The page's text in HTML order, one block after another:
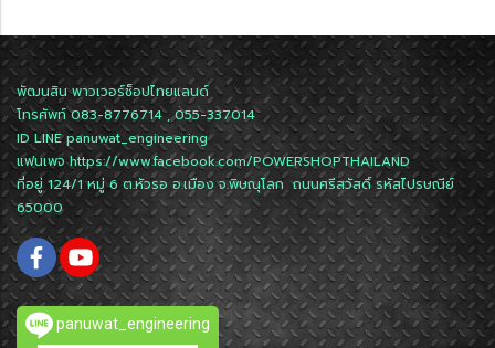
พัฒนสิน พาวเวอร์ช็อปไทยแลนด์
โทรศัพท์ 083-8776714 , 055-337014
ID LINEpanuwat_engineering
แฟนเพจhttps://www.facebook.com/POWERSHOPTHAILAND
ที่อยู่ 124/1 หมู่ 6 ต.หัวรอ อ.เมือง จ.พิษณุโลก ถนนศรีสวัสดิ์ รหัสไปรษณีย์
65000
panuwat_engineering